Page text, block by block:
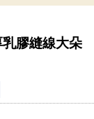
膠縫線大朵